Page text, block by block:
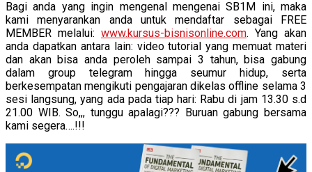
Bagi anda yang ingin mengenal mengenai SB1M ini, maka
kami menyarankan anda untuk mendaftar sebagai FREE
MEMBER melalui: www.kursus-bisnisonline.com. Yang akan
anda dapatkan antara lain: video tutorial yang memuat materi
dan akan bisa anda peroleh sampai 3 tahun, bisa gabung
dalam group telegram hingga seumur hidup, serta
berkesempatan mengikuti pengajaran dikelas offline selama 3
sesi langsung, yang ada pada tiap hari: Rabu di jam 13.30 s.d
21.00 WIB. So,,, tunggu apalagi??? Buruan gabung bersama
kami segera….!!!